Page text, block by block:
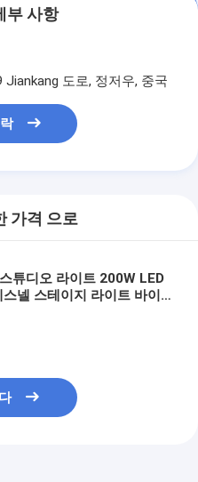
부 사항
도로, 정저우, 중국
가격 으로
튜디오 라이트 200W LED
스넬 스테이지 라이트 바이